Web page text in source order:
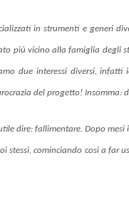
in strumenti e generi
più vicino alla famiglia degli
due interessi diversi, infatti
del progetto! Insomma:
dire: fallimentare. Dopo mesi
stessi, cominciando così a far